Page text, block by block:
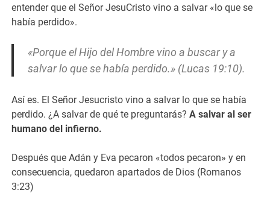
entender que el Señor JesuCristo vino a salvar «lo que se
había perdido».
«Porque el Hijo del Hombre vino a buscar y a
salvar lo que se había perdido.» (Lucas 19:10).
Así es. El Señor Jesucristo vino a salvar lo que se había
perdido.¿A salvar de qué te preguntarás? A salvar al ser
humano del infierno.
Después que Adán y Eva pecaron «todos pecaron» y en
consecuencia, quedaron apartados de Dios (Romanos
3:23)